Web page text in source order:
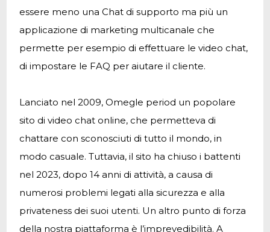
essere meno una Chat di supporto ma più un
applicazione di marketing multicanale che
permette per esempio di effettuare le video chat,
di impostare le FAQ per aiutare il cliente.
Lanciato nel 2009, Omegle period un popolare
sito di video chat online, che permetteva di
chattare con sconosciuti di tutto il mondo, in
modo casuale. Tuttavia, il sito ha chiuso i battenti
nel 2023, dopo 14 anni di attività, a causa di
numerosi problemi legati alla sicurezza e alla
privateness dei suoi utenti. Un altro punto di forza
della nostra piattaforma è l’imprevedibilità. A